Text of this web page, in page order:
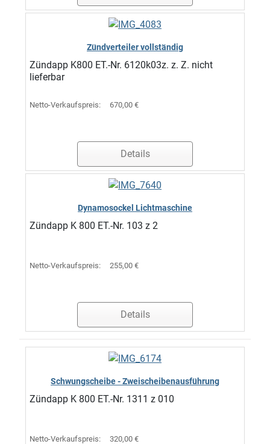
Zündverteiler vollständig
Zündapp K800 ET.-Nr. 6120k03z. z. Z. nicht
lieferbar
Netto-Verkaufspreis: 670,00 €
Details
Dynamosockel Lichtmaschine
Zündapp K 800 ET.-Nr. 103 z 2
Netto-Verkaufspreis: 255,00 €
Details
Schwungscheibe - Zweischeibenausführung
Zündapp K 800 ET.-Nr. 1311 z 010
Netto-Verkaufspreis: 320,00 €